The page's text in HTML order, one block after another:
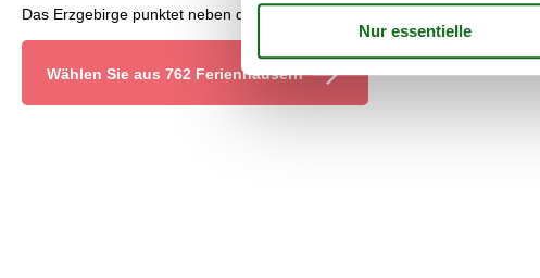
Das Erzgebirge punktet neben der abwechslungsreichen und überaus
Wählen Sie aus 762 Ferienhäusern